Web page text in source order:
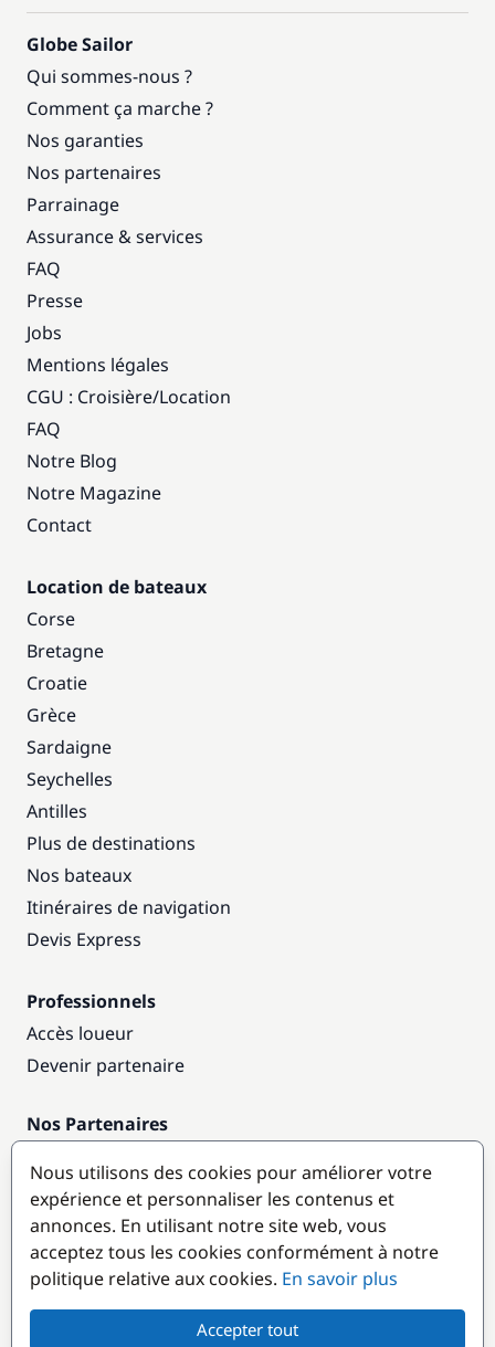
Globe Sailor
Qui sommes-nous ?
Comment ça marche ?
Nos garanties
Nos partenaires
Parrainage
Assurance & services
FAQ
Presse
Jobs
Mentions légales
CGU : Croisière/Location
FAQ
Notre Blog
Notre Magazine
Contact
Location de bateaux
Corse
Bretagne
Croatie
Grèce
Sardaigne
Seychelles
Antilles
Plus de destinations
Nos bateaux
Itinéraires de navigation
Devis Express
Professionnels
Accès loueur
Devenir partenaire
Nos Partenaires
Destinations populaires
Nous utilisons des cookies pour améliorer votre
expérience et personnaliser les contenus et
annonces. En utilisant notre site web, vous
acceptez tous les cookies conformément à notre
politique relative aux cookies. En savoir plus
Accepter tout